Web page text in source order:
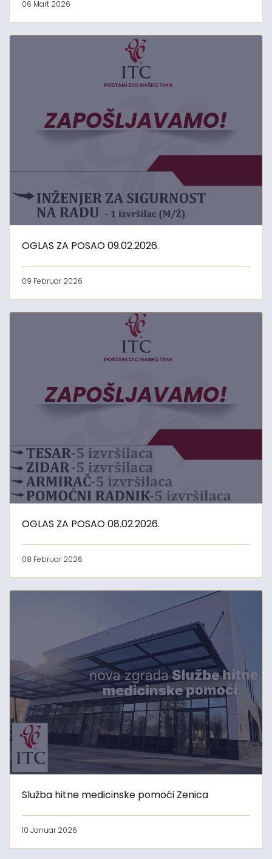
06 Mart 2026
OGLAS ZA POSAO 09.02.2026.
09 Februar 2026
OGLAS ZA POSAO 08.02.2026.
08 Februar 2026
Služba hitne medicinske pomoći Zenica
10 Januar 2026